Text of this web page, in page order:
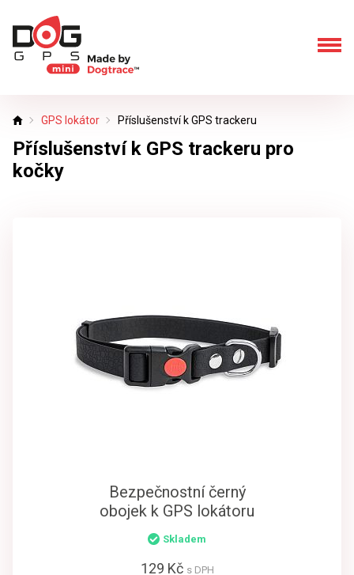
Úvod GPS lokátor Příslušenství k GPS trackeru
Příslušenství k GPS trackeru pro
kočky
Bezpečnostní černý
obojek k GPS lokátoru
Skladem
129 Kč s DPH